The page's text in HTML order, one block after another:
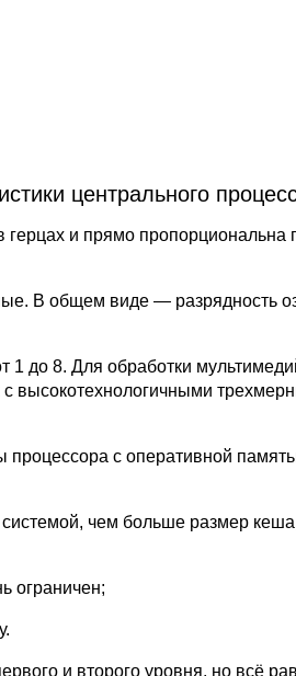
центрального
и прямо
В общем виде — разрядность
до 8. Для обработки
высокотехнологичными
процессора с оперативной
чем больше размер
ограничен;
и второго уровня, но всё